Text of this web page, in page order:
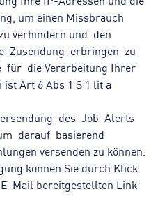
um einen Missbrauch
verhindern und den
Zusendung erbringen zu
für die Verarbeitung Ihrer
ist Art 6 Abs 1 S 1 lit a
des Job Alerts
darauf basierend
versenden zu können.
können Sie durch Klick
Mail bereitgestellten Link